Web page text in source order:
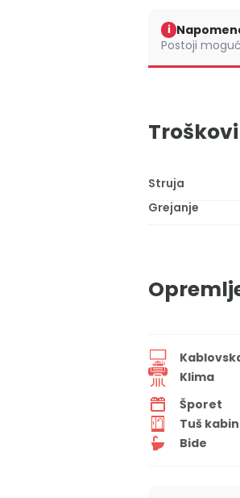
i
Postoji
Troškovi
Struja
Grejanje
Klima
Šporet
Tuš
Bide